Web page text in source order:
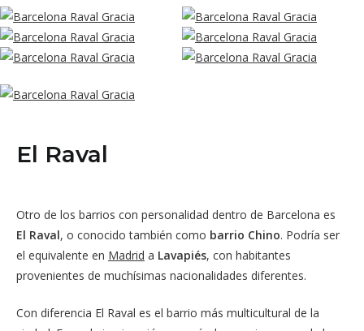
El Raval
Otro de los barrios con personalidad dentro de Barcelona es
El Raval, o conocido también como barrio Chino. Podría ser
el equivalente en Madrid a Lavapiés, con habitantes
provenientes de muchísimas nacionalidades diferentes.
Con diferencia El Raval es el barrio más multicultural de la